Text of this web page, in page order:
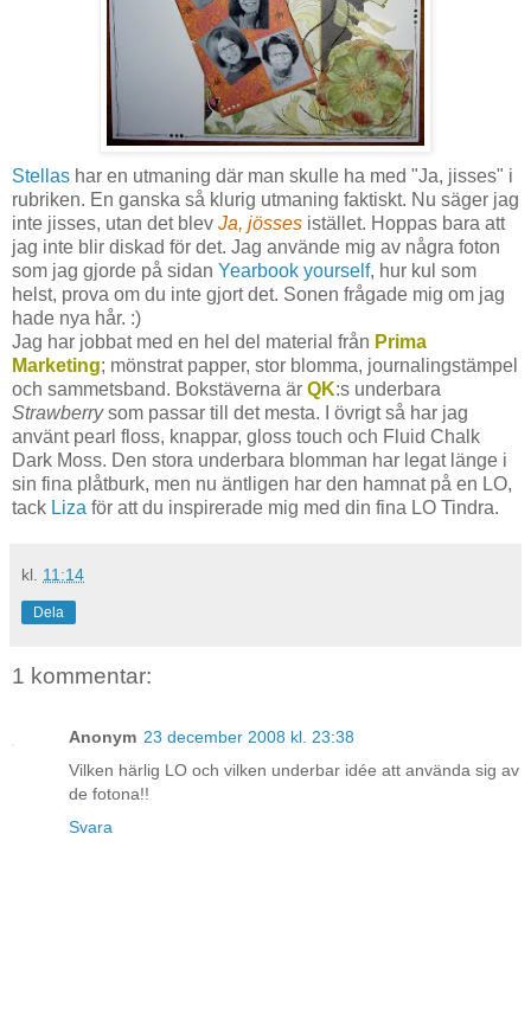
Stellas har en utmaning där man skulle ha med "Ja, jisses" i
rubriken. En ganska så klurig utmaning faktiskt. Nu säger jag
inte jisses, utan det blev Ja, jösses istället. Hoppas bara att
jag inte blir diskad för det. Jag använde mig av några foton
som jag gjorde på sidan Yearbook yourself, hur kul som
helst, prova om du inte gjort det. Sonen frågade mig om jag
hade nya hår. :)
Jag har jobbat med en hel del material från Prima
Marketing; mönstrat papper, stor blomma, journalingstämpel
och sammetsband. Bokstäverna är QK:s underbara
Strawberrysom passar till det mesta. I övrigt så har jag
använt pearl floss, knappar, gloss touch och Fluid Chalk
Dark Moss. Den stora underbara blomman har legat länge i
sin fina plåtburk, men nu äntligen har den hamnat på en LO,
tack Liza för att du inspirerade mig med din fina LO Tindra.
kl. 11:14
Dela
1 kommentar:
Anonym 23 december 2008 kl. 23:38
Vilken härlig LO och vilken underbar idée att använda sig av
de fotona!!
Svara